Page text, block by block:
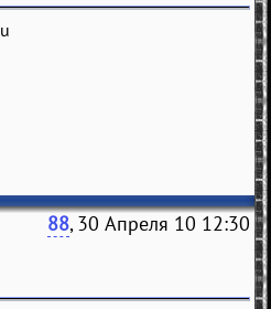
88, 30 Апреля 10 12:30